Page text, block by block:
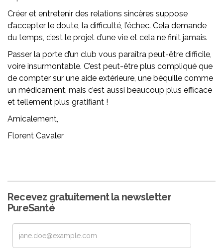
Créer et entretenir des relations sincères suppose
d’accepter le doute, la difficulté, l’échec. Cela demande
du temps, c’est le projet d’une vie et cela ne finit jamais.
Passer la porte d’un club vous paraîtra peut-être difficile,
voire insurmontable. C’est peut-être plus compliqué que
de compter sur une aide extérieure, une béquille comme
un médicament, mais c’est aussi beaucoup plus efficace
et tellement plus gratifiant !
Amicalement,
Florent Cavaler
Recevez gratuitement la newsletter
PureSanté